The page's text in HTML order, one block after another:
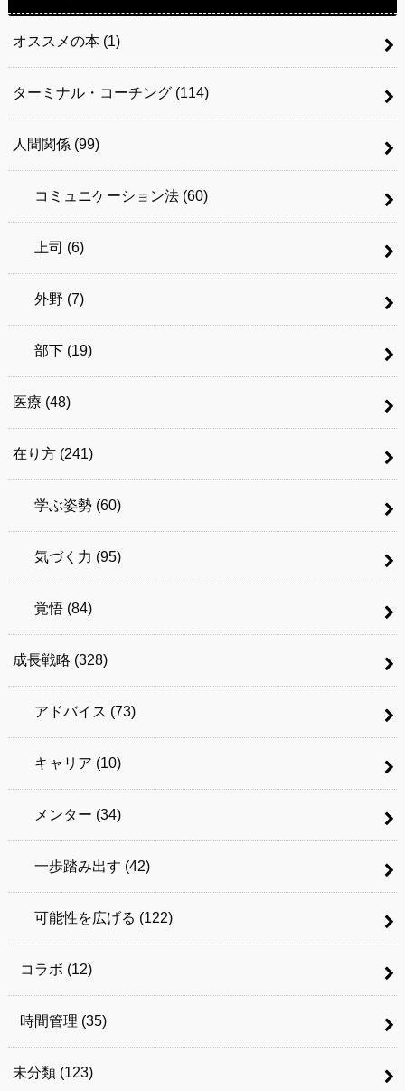
オススメの本 (1)
ターミナル・コーチング (114)
人間関係 (99)
コミュニケーション法 (60)
上司 (6)
外野 (7)
部下 (19)
医療 (48)
在り方 (241)
学ぶ姿勢 (60)
気づく力 (95)
覚悟 (84)
成長戦略 (328)
アドバイス (73)
キャリア (10)
メンター (34)
一歩踏み出す (42)
可能性を広げる (122)
コラボ (12)
時間管理 (35)
未分類 (123)